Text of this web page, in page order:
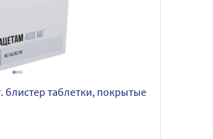
блистер таблетки, покрытые